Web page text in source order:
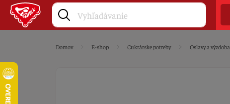
Domov E-shop Cukrárske potreby Oslavy a výzdoba